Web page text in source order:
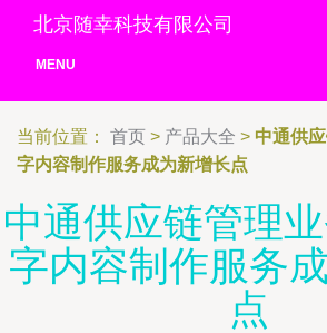
北京随幸科技有限公司
MENU
当前位置： 首页 > 产品大全 > 中通供
字内容制作服务成为新增长点
中通供应链管理
字内容制作服务
点